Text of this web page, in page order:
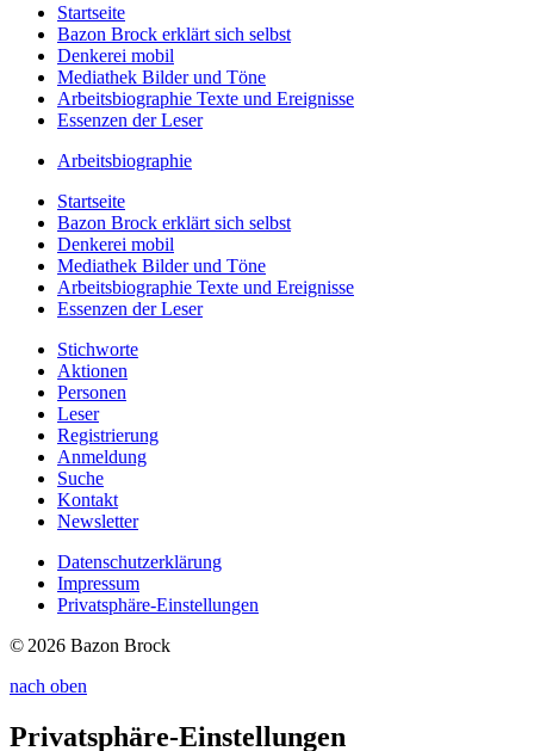
Startseite
Bazon Brock erklärt sich selbst
Denkerei mobil
Mediathek Bilder und Töne
Arbeitsbiographie Texte und Ereignisse
Essenzen der Leser
Arbeitsbiographie
Startseite
Bazon Brock erklärt sich selbst
Denkerei mobil
Mediathek Bilder und Töne
Arbeitsbiographie Texte und Ereignisse
Essenzen der Leser
Stichworte
Aktionen
Personen
Leser
Registrierung
Anmeldung
Suche
Kontakt
Newsletter
Datenschutzerklärung
Impressum
Privatsphäre-Einstellungen
© 2026 Bazon Brock
nach oben
Privatsphäre-Einstellungen